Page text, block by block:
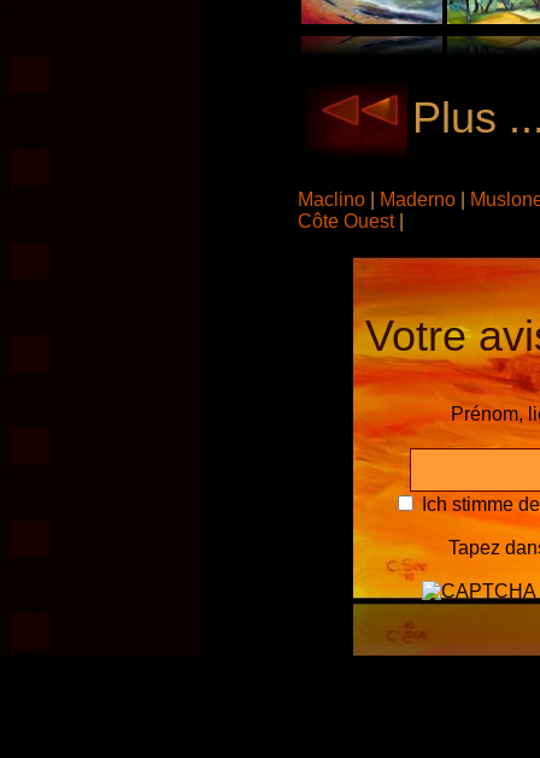
Plus
Maclino Maderno
Côte Ouest
Votre
Prénom,
Ich stimme
Tapez